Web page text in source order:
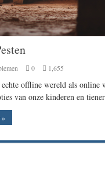
0 1,655
offline wereld als online
van onze kinderen en
»